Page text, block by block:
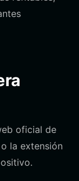
oficial de
la extensión